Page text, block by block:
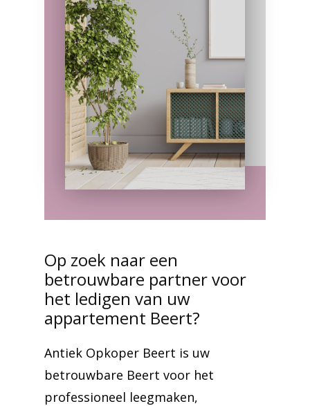
Op zoek naar een
betrouwbare partner voor
het ledigen van uw
appartement Beert?
Antiek Opkoper Beert is uw
betrouwbare Beert voor het
professioneel leegmaken,